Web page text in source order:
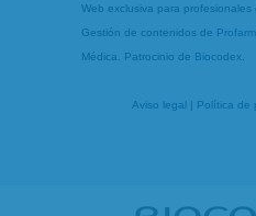
Web exclusiva para profesionales
Gestión de contenidos de
Médica. Patrocinio de Biocodex
Aviso legal | Política de